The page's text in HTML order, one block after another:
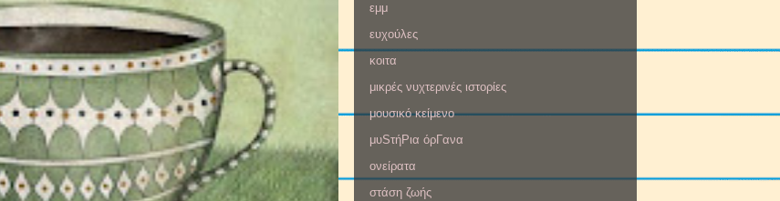
εμμ
ευχούλες
κοιτα
μικρές νυχτερινές ιστορίες
μουσικό κείμενο
μυSτήΡια όρΓανα
ονείρατα
στάση ζωής